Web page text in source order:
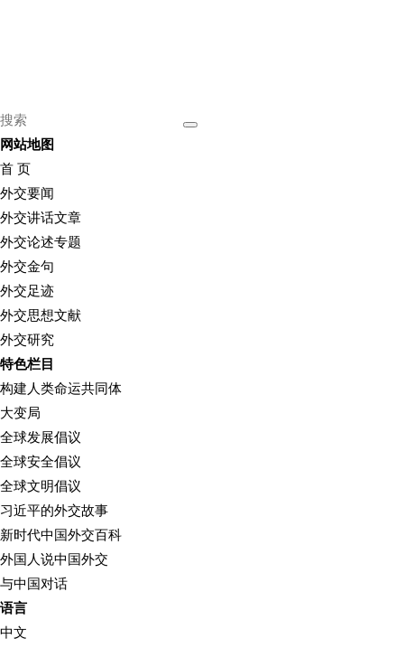
网站地图
首 页
外交要闻
外交讲话文章
外交论述专题
外交金句
外交足迹
外交思想文献
外交研究
特色栏目
构建人类命运共同体
大变局
全球发展倡议
全球安全倡议
全球文明倡议
习近平的外交故事
新时代中国外交百科
外国人说中国外交
与中国对话
语言
中文